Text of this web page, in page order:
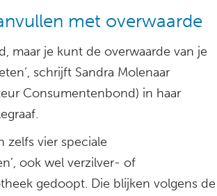
met overwaarde
maar je kunt de overwaarde van je
schrijft Sandra Molenaar
Consumentenbond) in haar
zelfs vier speciale
ook wel verzilver- of
gedoopt. Die blijken volgens de